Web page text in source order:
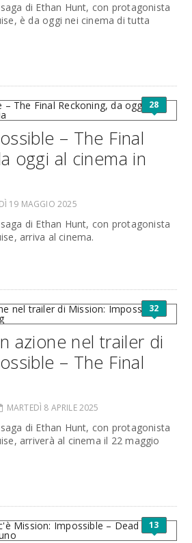
di Ethan Hunt, con protagonista
è da oggi nei cinema di tutta
28
– The Final
oggi al cinema in
19 MAGGIO 2025
di Ethan Hunt, con protagonista
arriva al cinema.
32
azione nel trailer di
– The Final
MARTEDÌ 8 APRILE 2025
di Ethan Hunt, con protagonista
arriverà al cinema il 22 maggio
13